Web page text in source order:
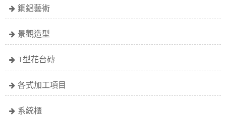
鋼鋁藝術
景觀造型
T型花台磚
各式加工項目
系統櫃